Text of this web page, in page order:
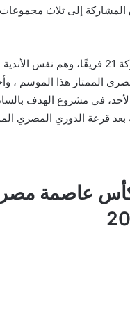
المشاركة إلى ثلاث
وتقام البطولة بمشاركة 21 فريقًا، وهم
الممتاز هذا الموسم ،
في مشروع الهدف
بعد قرعة الدوري المصري
عاصمة